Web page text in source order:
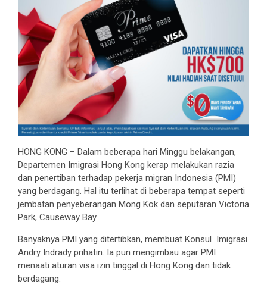
HONG KONG – Dalam beberapa hari Minggu belakangan,
Departemen Imigrasi Hong Kong kerap melakukan razia
dan penertiban terhadap pekerja migran Indonesia (PMI)
yang berdagang. Hal itu terlihat di beberapa tempat seperti
jembatan penyeberangan Mong Kok dan seputaran Victoria
Park, Causeway Bay.
Banyaknya PMI yang ditertibkan, membuat Konsul Imigrasi
Andry Indrady prihatin. Ia pun mengimbau agar PMI
menaati aturan visa izin tinggal di Hong Kong dan tidak
berdagang.